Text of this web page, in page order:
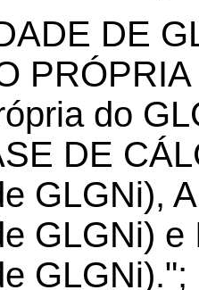
DE
do
DE
GLGNi),
GLGNi)
GLGNi).";